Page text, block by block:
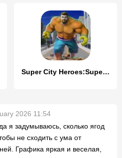
Super City Heroes:Super Battle
2026 11:54
я задумываюсь, сколько ягод
не сходить с ума от
Графика яркая и веселая,